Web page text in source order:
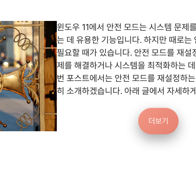
윈도우 11에서 안전 모드는 시스템 문제
는 데 유용한 기능입니다. 하지만 때로는
필요할 때가 있습니다. 안전 모드를 재설
제를 해결하거나 시스템을 최적화하는
번 포스트에서는 안전 모드를 재설정하
히 소개하겠습니다. 아래 글에서 자세하
더보기